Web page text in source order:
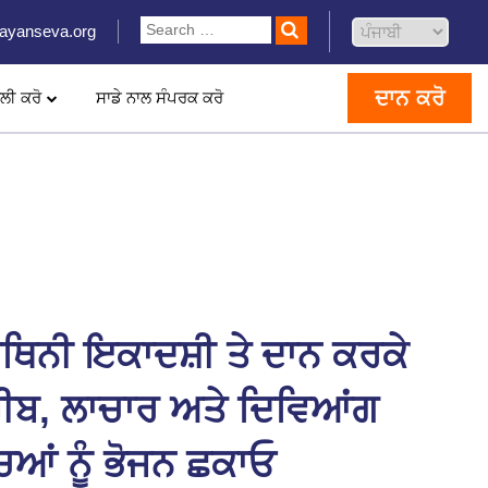
ਕਰੋ ਸਾਡੇ ਨਾਲ ਸੰਪਰਕ ਕਰੋ ਦਾਨ ਕਰੋ
ਇਕਾਦਸ਼ੀ ਤੇ ਦਾਨ ਕਰਕੇ
ਲਾਚਾਰ ਅਤੇ ਦਿਵਿਆਂਗ
ਨੂੰ ਭੋਜਨ ਛਕਾਓ